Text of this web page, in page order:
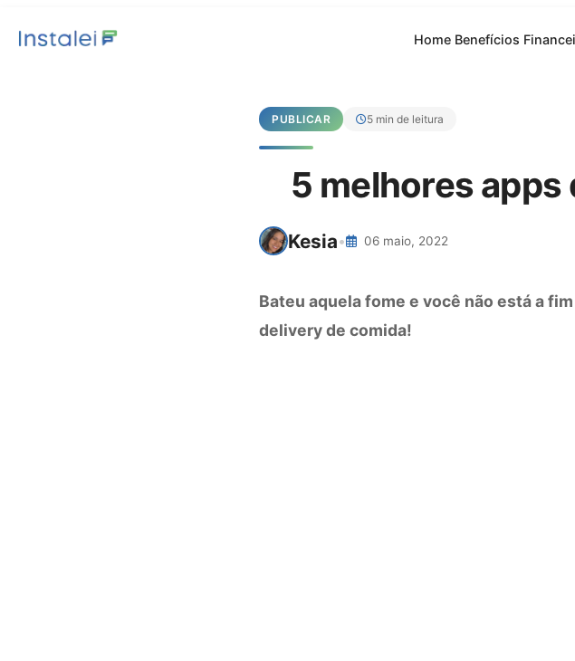
Home Benefícios
PUBLICAR 5 min de leitura
5 melhores
Kesia• 06 maio, 2022
Bateu aquela fome e você não está a
delivery de comida!